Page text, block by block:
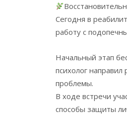
Сегодня в
работу с
Начальный этап
психолог
проблемы.
В ходе встречи
способы защиты